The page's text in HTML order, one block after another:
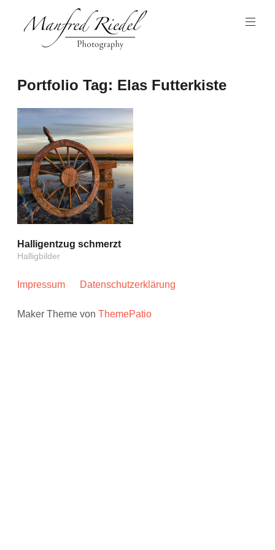
Inhalt
Manfred
Riedel
Portfolio Tag: Elas Futterkiste
Halligentzug schmerzt
Halligbilder
Impressum Datenschutzerklärung
Maker Theme vonThemePatio